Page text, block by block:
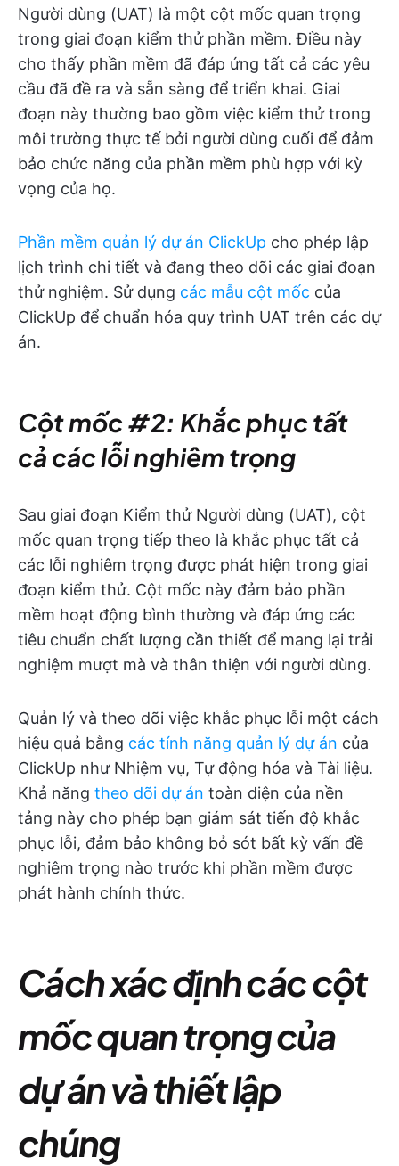
Người dùng (UAT) là một cột mốc quan trọng
trong giai đoạn kiểm thử phần mềm. Điều này
cho thấy phần mềm đã đáp ứng tất cả các yêu
cầu đã đề ra và sẵn sàng để triển khai. Giai
đoạn này thường bao gồm việc kiểm thử trong
môi trường thực tế bởi người dùng cuối để đảm
bảo chức năng của phần mềm phù hợp với kỳ
vọng của họ.
Phần mềm quản lý dự án ClickUp cho phép lập
lịch trình chi tiết và đang theo dõi các giai đoạn
thử nghiệm. Sử dụng các mẫu cột mốc của
ClickUp để chuẩn hóa quy trình UAT trên các dự
án.
Cột mốc #2: Khắc phục tất
cả các lỗi nghiêm trọng
Sau giai đoạn Kiểm thử Người dùng (UAT), cột
mốc quan trọng tiếp theo là khắc phục tất cả
các lỗi nghiêm trọng được phát hiện trong giai
đoạn kiểm thử. Cột mốc này đảm bảo phần
mềm hoạt động bình thường và đáp ứng các
tiêu chuẩn chất lượng cần thiết để mang lại trải
nghiệm mượt mà và thân thiện với người dùng.
Quản lý và theo dõi việc khắc phục lỗi một cách
hiệu quả bằng các tính năng quản lý dự án của
ClickUp như Nhiệm vụ, Tự động hóa và Tài liệu.
Khả năng theo dõi dự án toàn diện của nền
tảng này cho phép bạn giám sát tiến độ khắc
phục lỗi, đảm bảo không bỏ sót bất kỳ vấn đề
nghiêm trọng nào trước khi phần mềm được
phát hành chính thức.
Cách xác định các cột
mốc quan trọng của
dự án và thiết lập
chúng